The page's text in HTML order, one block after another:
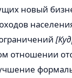
новый
отношении